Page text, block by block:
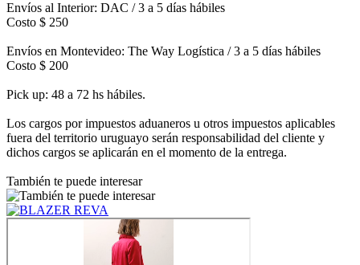
Envíos al Interior: DAC / 3 a 5 días hábiles
Costo $ 250
Envíos en Montevideo: The Way Logística / 3 a 5 días hábiles
Costo $ 200
Pick up: 48 a 72 hs hábiles.
Los cargos por impuestos aduaneros u otros impuestos aplicables
fuera del territorio uruguayo serán responsabilidad del cliente y
dichos cargos se aplicarán en el momento de la entrega.
También te puede interesar